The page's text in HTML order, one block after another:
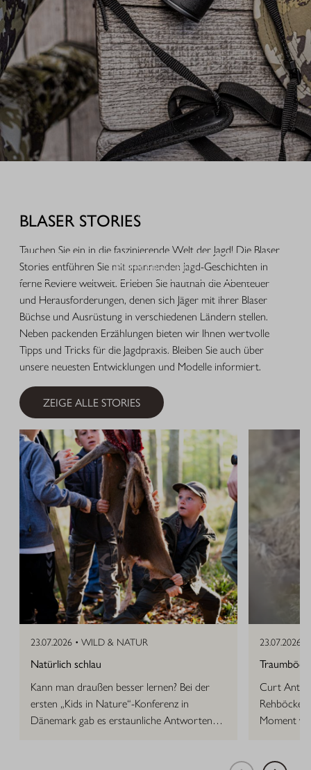
AUSRÜSTUNG FÜR IHREN JAGDERFOLG
Freizeit.
MEHR ERFAHREN
BLASER STORIES
Tauchen Sie ein in die faszinierende Welt der Jagd! Die Blaser
Stories entführen Sie mit spannenden Jagd-Geschichten in
ferne Reviere weltweit. Erleben Sie hautnah die Abenteuer
und Herausforderungen, denen sich Jäger mit ihrer Blaser
Büchse und Ausrüstung in verschiedenen Ländern stellen.
Neben packenden Erzählungen bieten wir Ihnen wertvolle
Tipps und Tricks für die Jagdpraxis. Bleiben Sie auch über
unsere neuesten Entwicklungen und Modelle informiert.
ZEIGE ALLE STORIES
23.07.2026 • WILD & NATUR
Natürlich schlau
Kann man draußen besser lernen? Bei der
ersten „Kids in Nature“-Konferenz in
Dänemark gab es erstaunliche Antworten
23.07.2026 •
Curt Anton
Rehböcke,
Moment